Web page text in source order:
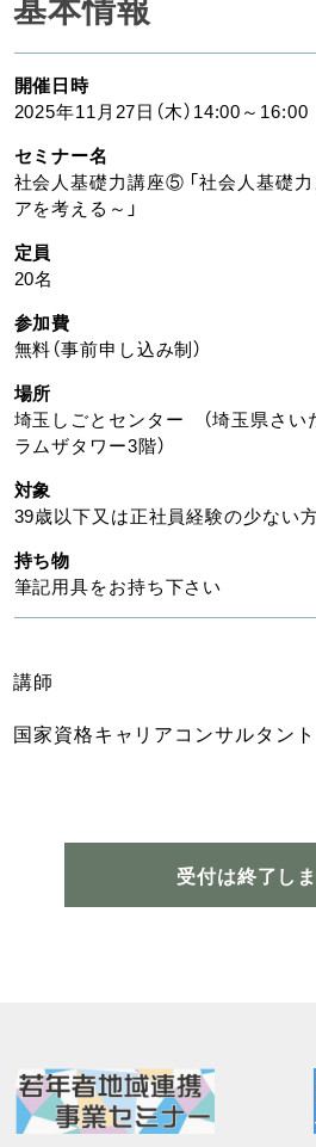
開催日時
2025年11月27日（木）14:00～16:00
セミナー名
社会人基礎力講座⑤ 「社会人基礎
アを考える～」
定員
20名
参加費
無料（事前申し込み制）
場所
埼玉しごとセンター （埼玉県さ
ラムザタワー3階）
対象
39歳以下又は正社員経験の少ない
持ち物
筆記用具をお持ち下さい
講師
国家資格キャリアコンサルタ
受付は終了し